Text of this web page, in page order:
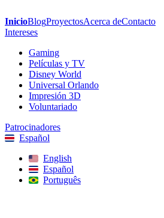
InicioBlogProyectosAcerca deContacto
Intereses
Gaming
Películas y TV
Disney World
Universal Orlando
Impresión 3D
Voluntariado
Patrocinadores
Español
English
Español
Português